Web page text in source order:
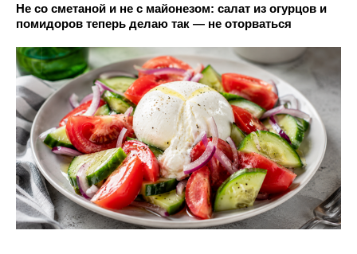
Не со сметаной и не с майонезом: салат из огурцов и
помидоров теперь делаю так — не оторваться